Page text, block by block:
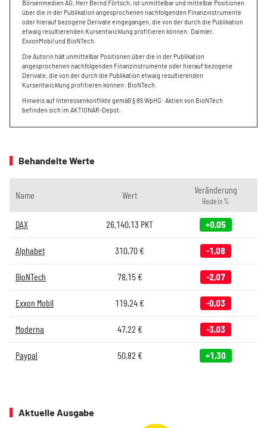
Börsenmedien AG, Herr Bernd Förtsch, ist unmittelbar und mittelbar Positionen
über die in der Publikation angesprochenen nachfolgenden Finanzinstrumente
oder hierauf bezogene Derivate eingegangen, die von der durch die Publikation
etwaig resultierenden Kursentwicklung profitieren können: Daimler,
ExxonMobil und BioNTech.
Die Autorin hält unmittelbar Positionen über die in der Publikation
angesprochenen nachfolgenden Finanzinstrumente oder hierauf bezogene
Derivate, die von der durch die Publikation etwaig resultierenden
Kursentwicklung profitieren können: BioNTech.
Hinweis auf Interessenkonflikte gemäß § 85 WpHG: Aktien von BioNTech
befinden sich im AKTIONÄR-Depot.
Behandelte Werte
Name Wert Veränderung
Heute in %
DAX 26.140,13 PKT +0,05
Alphabet 310,70 € -1,08
BioNTech 78,15€ -2,07
Exxon Mobil 119,24 € -0,03
Moderna 47,22 € -3,03
Paypal 50,82 € +1,30
Aktuelle Ausgabe